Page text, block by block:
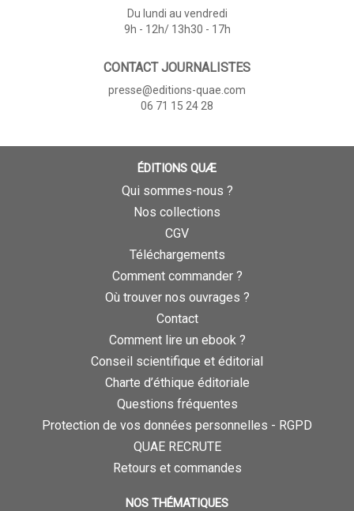
Du lundi au vendredi
9h - 12h/ 13h30 - 17h
CONTACT JOURNALISTES
presse@editions-quae.com
06 71 15 24 28
ÉDITIONS QUÆ
Qui sommes-nous ?
Nos collections
CGV
Téléchargements
Comment commander ?
Où trouver nos ouvrages ?
Contact
Comment lire un ebook ?
Conseil scientifique et éditorial
Charte d’éthique éditoriale
Questions fréquentes
Protection de vos données personnelles - RGPD
QUAE RECRUTE
Retours et commandes
NOS THÉMATIQUES